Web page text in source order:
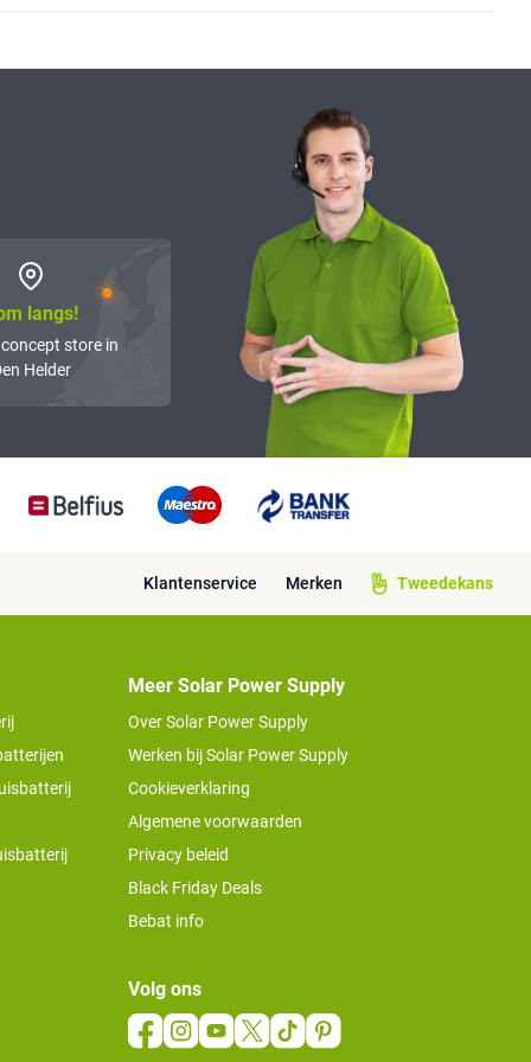
langs!
store in
Helder
Klantenservice Merken Tweedekans
Meer Solar Power Supply
Over Solar Power Supply
Werken bij Solar Power Supply
Cookieverklaring
Algemene voorwaarden
Privacy beleid
Black Friday Deals
Bebat info
Volg ons